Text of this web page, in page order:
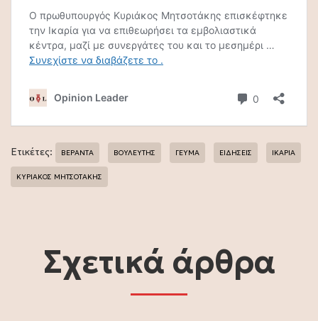
Ετικέτες: ΒΕΡΑΝΤΑ ΒΟΥΛΕΥΤΗΣ ΓΕΥΜΑ ΕΙΔΗΣΕΙΣ ΙΚΑΡΙΑ
ΚΥΡΙΑΚΟΣ ΜΗΤΣΟΤΑΚΗΣ
Σχετικά άρθρα